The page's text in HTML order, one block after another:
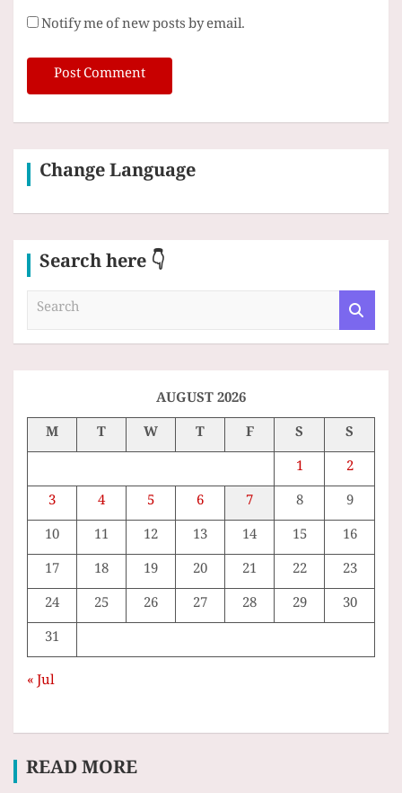
Notify me of new posts by email.
Change Language
Search here 👇
a
AUGUST 2026
M
T W T F S
S
1
2
3
4 5 6 7 8
9
10
11 12 13 14 15
16
17
18 19 20 21 22
23
24
25 26 27 28 29
30
31
« Jul
READ MORE